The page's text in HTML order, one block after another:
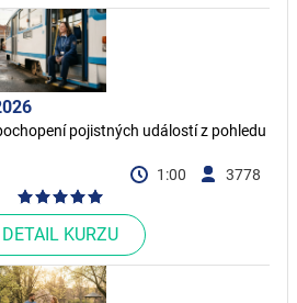
pojistných událostí z pohledu
1:00
3778
DETAIL KURZU